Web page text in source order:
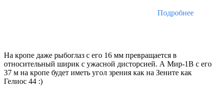
Подробнее
На кропе даже рыбоглаз с его 16 мм превращается в
относительный ширик с ужасной дисторсией. А Мир-1В с его
37 м на кропе будет иметь угол зрения как на Зените как
Гелиос 44 :)